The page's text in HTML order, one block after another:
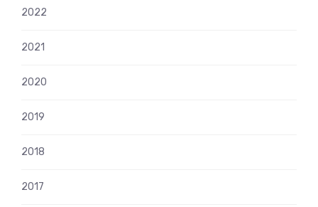
2022
2021
2020
2019
2018
2017